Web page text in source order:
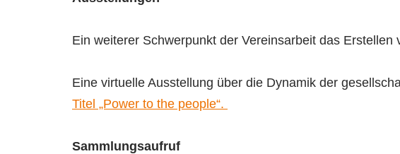
Ein weiterer Schwerpunkt der Vereinsarbeit das Erstellen
Eine virtuelle Ausstellung über die Dynamik der
Titel „Power to the people“.
Sammlungsaufruf